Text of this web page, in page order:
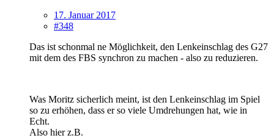
17. Januar 2017
#348
Das ist schonmal ne Möglichkeit, den Lenkeinschlag des G27
mit dem des FBS synchron zu machen - also zu reduzieren.
Was Moritz sicherlich meint, ist den Lenkeinschlag im Spiel
so zu erhöhen, dass er so viele Umdrehungen hat, wie in
Echt.
Also hier z.B.